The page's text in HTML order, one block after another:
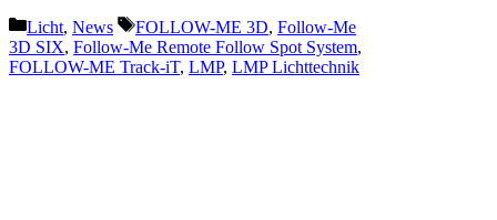
Kategorien
Licht, News Schlagwörter
FOLLOW-ME 3D, Follow-Me
3D SIX, Follow-Me Remote Follow Spot System,
FOLLOW-ME Track-iT, LMP, LMP Lichttechnik